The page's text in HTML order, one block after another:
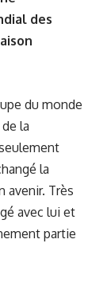
des
du monde
la
la
avenir. Très
avec lui et
partie